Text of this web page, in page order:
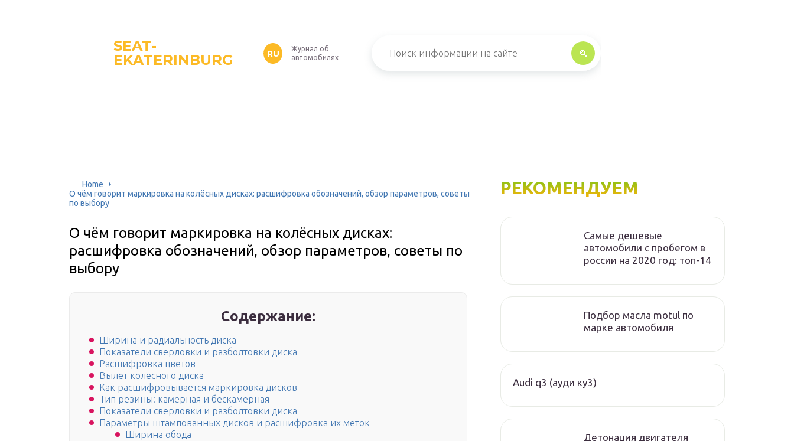
SEAT-
EKATERINBURG
RU
Журнал об
автомобилях
Home
О чём говорит маркировка на колёсных дисках: расшифровка обозначений, обзор параметров, советы
по выбору
О чём говорит маркировка на колёсных дисках:
расшифровка обозначений, обзор параметров, советы по
выбору
Содержание:
Ширина и радиальность диска
Показатели сверловки и разболтовки диска
Расшифровка цветов
Вылет колесного диска
Как расшифровывается маркировка дисков
Тип резины: камерная и бескамерная
Показатели сверловки и разболтовки диска
Параметры штампованных дисков и расшифровка их меток
Ширина обода
РЕКОМЕНДУЕМ
Самые дешевые
автомобили с пробегом в
россии на 2020 год: топ-14
Подбор масла motul по
марке автомобиля
Audi q3 (ауди ку3)
Детонация двигателя